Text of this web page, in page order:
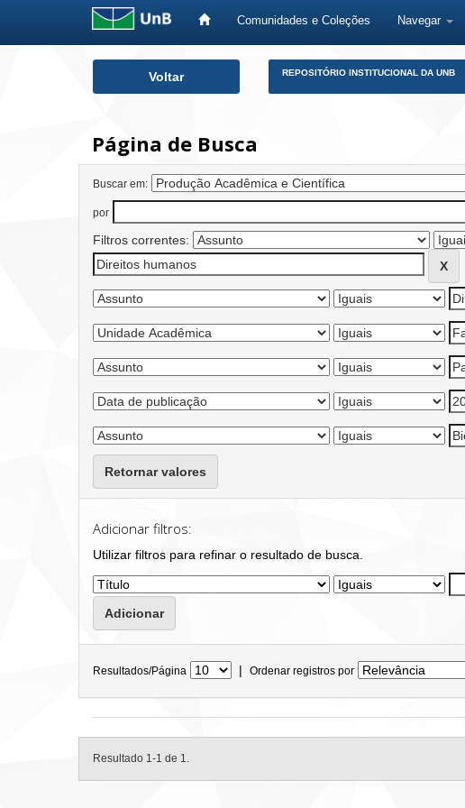
Comunidades e Coleções Navegar
Voltar REPOSITÓRIO INSTITUCIONAL DA UNB
Página de Busca
Buscar em:
por
Filtros correntes:
Retornar valores
Adicionar filtros:
Utilizar filtros para refinar o resultado de busca.
Resultados/Página | Ordenar registros por
Resultado 1-1 de 1.